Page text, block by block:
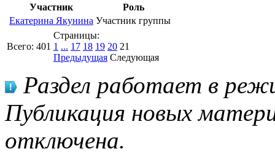
Участник
Роль
Екатерина Якунина Участник группы
Всего: 401
Страницы:
1 ... 17 18 19 20 21
Предыдущая Следующая
Раздел работает в
Публикация новых
отключена.